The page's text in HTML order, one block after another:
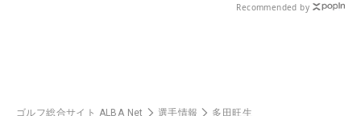
Recommended by
ゴルフ総合サイト ALBA Net 選手情報 多田旺生